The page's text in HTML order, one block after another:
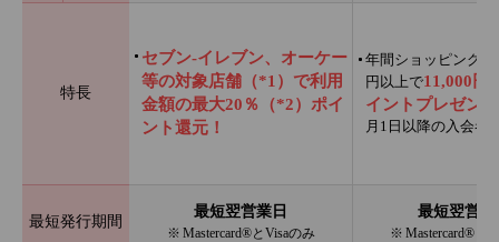
特長
セブン‐イレブン、オーケー
等の対象店舗（*1）で利用
金額の最大20％（*2）ポイ
ント還元！
年間ショッピング利
円以上で11,000円
イントプレゼント
月1日以降の入会者
最短発行期間
最短翌営業日
※ Mastercard®とVisaのみ
最短翌営業
※ Mastercard®と